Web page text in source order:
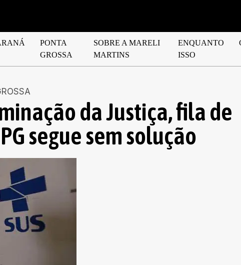
PONTA
GROSSA
SOBRE A MARELI
MARTINS
ENQUANTO
ISSO
da Justiça, fila de
segue sem solução